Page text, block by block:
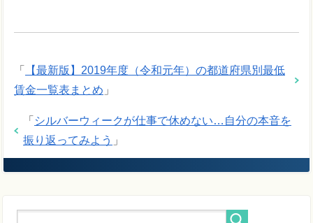
「
【最新版】2019年度（令和元年）の都道府県別最低
賃金一覧表まとめ 」
「 シルバーウィークが仕事で休めない…自分の本音を
振り返ってみよう 」